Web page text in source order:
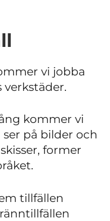
vi jobba
kommer vi
på bilder och
former
tillfällen